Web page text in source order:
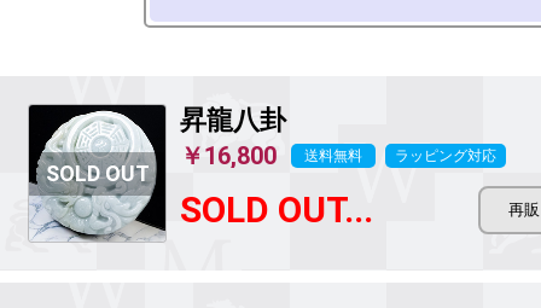
昇龍八卦
￥16,800 送料無料 ラッピング対応
SOLD OUT...